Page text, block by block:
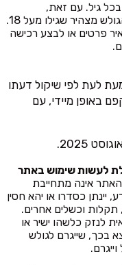
גיל. עם זאת,
בהשארת פרטים או רכישה באתר, הגולש מצהיר שגילו מעל 18.
פרטים או לבצע רכישה
לעת לפי שיקול דעתו
באופן מיידי, עם
לעשות שימוש באתר
אינה מתחייבת
יינתן כסדרו או יהא חסין
תקלות וכשלים אחרים.
לנזק כלשהו ישיר או
בכך, שייגרם לגולש